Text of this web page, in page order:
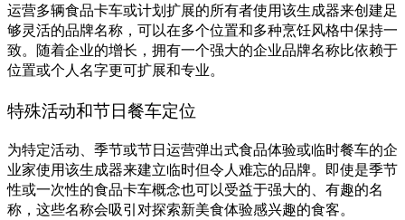
运营多辆食品卡车或计划扩展的所有者使用该生成器来创建足
够灵活的品牌名称，可以在多个位置和多种烹饪风格中保持一
致。随着企业的增长，拥有一个强大的企业品牌名称比依赖于
位置或个人名字更可扩展和专业。
特殊活动和节日餐车定位
为特定活动、季节或节日运营弹出式食品体验或临时餐车的企
业家使用该生成器来建立临时但令人难忘的品牌。即使是季节
性或一次性的食品卡车概念也可以受益于强大的、有趣的名
称，这些名称会吸引对探索新美食体验感兴趣的食客。